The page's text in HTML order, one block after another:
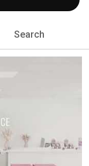
Search